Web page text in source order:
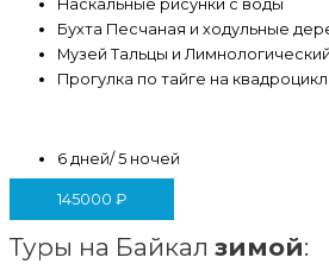
Наскальные рисунки с воды
Бухта Песчаная и ходульные
Музей Тальцы и
Прогулка по тайге на
6 дней/ 5 ночей
145000 ₽
Туры на Байкал зимой: